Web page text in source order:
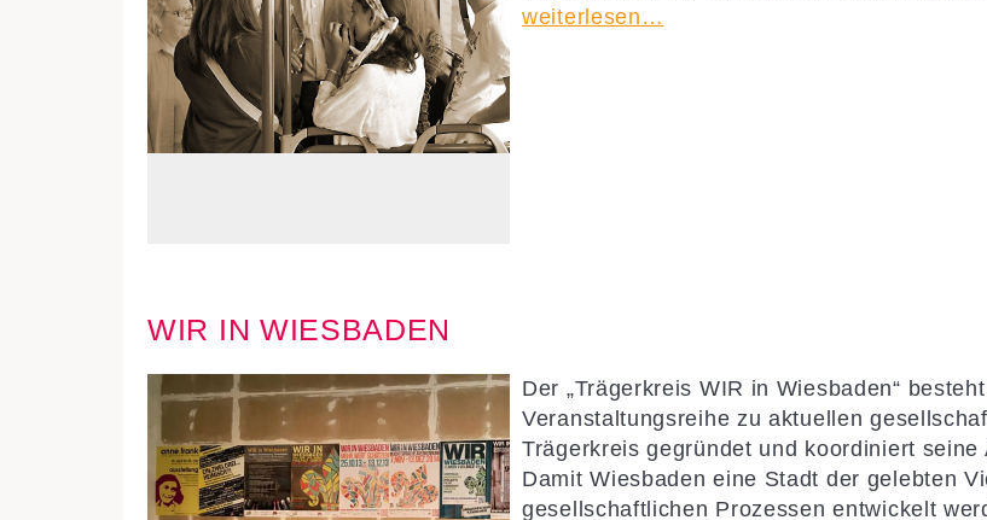
weiterlesen…
WIR IN WIESBADEN
Der „Trägerkreis WIR in Wiesbaden“
Veranstaltungsreihe zu aktuellen
Trägerkreis gegründet und koordiniert seine
Damit Wiesbaden eine Stadt der gelebten
gesellschaftlichen Prozessen entwickelt